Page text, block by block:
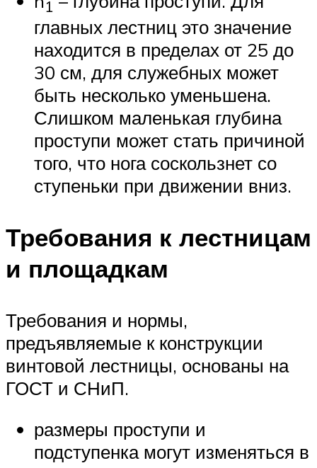
1
главных лестниц это значение
находится в пределах от 25 до
30 см, для служебных может
быть несколько уменьшена.
Слишком маленькая глубина
проступи может стать причиной
того, что нога соскользнет со
ступеньки при движении вниз.
Требования к лестницам
и площадкам
Требования и нормы,
предъявляемые к конструкции
винтовой лестницы, основаны на
ГОСТ и СНиП.
размеры проступи и
подступенка могут изменяться в